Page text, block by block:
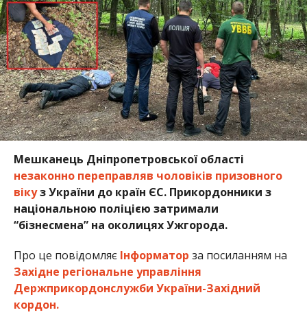
Мешканець Дніпропетровської області
незаконно переправляв чоловіків призовного
вікуз України до країн ЄС. Прикордонники з
національною поліцією затримали
“бізнесмена” на околицях Ужгорода.
Про це повідомляє Інформатор за посиланням на
Західне регіональне управління
Держприкордонслужби України-Західний
кордон.